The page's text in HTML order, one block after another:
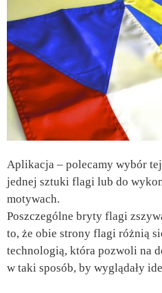
Aplikacja – polecamy wybór
jednej sztuki flagi lub do
motywach.
Poszczególne bryty flagi
to, że obie strony flagi różnią
technologią, która pozwoli na
w taki sposób, by wyglądały